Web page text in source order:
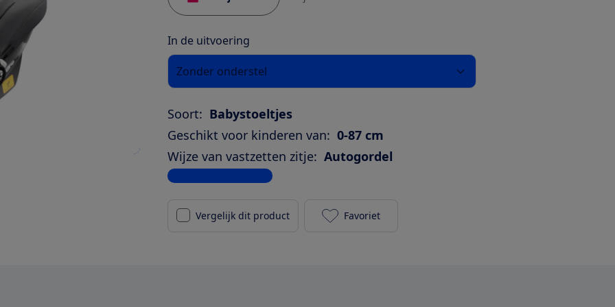
In de uitvoering
Zonder onderstel
Soort: Babystoeltjes
Geschikt voor kinderen van: 0-87 cm
Wijze van vastzetten zitje: Autogordel
Bekijk alle specificaties
Vergelijk dit product Baby Jogger City Go i-Size toevoegen aan je
Favoriet